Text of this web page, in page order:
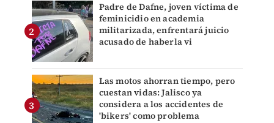
Padre de Dafne, joven víctima de
feminicidio en academia
militarizada, enfrentará juicio
acusado de haberla vi
Las motos ahorran tiempo, pero
cuestan vidas: Jalisco ya
considera a los accidentes de
'bikers' como problema